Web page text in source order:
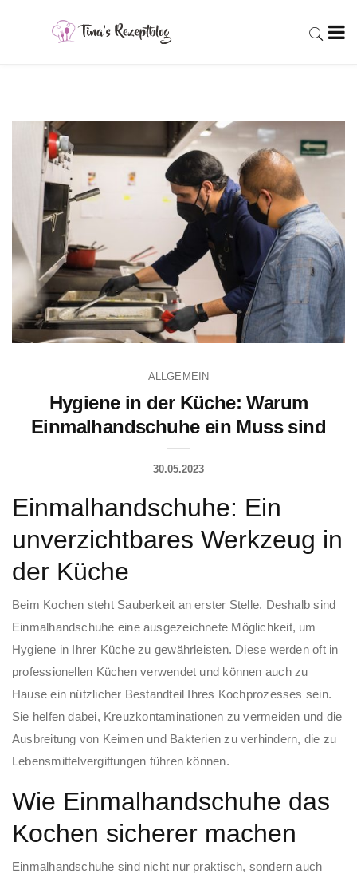
ALLGEMEIN
Hygiene in der Küche: Warum
Einmalhandschuhe ein Muss sind
30.05.2023
Einmalhandschuhe: Ein
unverzichtbares Werkzeug in
der Küche
Beim Kochen steht Sauberkeit an erster Stelle. Deshalb sind
Einmalhandschuhe eine ausgezeichnete Möglichkeit, um
Hygiene in Ihrer Küche zu gewährleisten. Diese werden oft in
professionellen Küchen verwendet und können auch zu
Hause ein nützlicher Bestandteil Ihres Kochprozesses sein.
Sie helfen dabei, Kreuzkontaminationen zu vermeiden und die
Ausbreitung von Keimen und Bakterien zu verhindern, die zu
Lebensmittelvergiftungen führen können.
Wie Einmalhandschuhe das
Kochen sicherer machen
Einmalhandschuhe sind nicht nur praktisch, sondern auch